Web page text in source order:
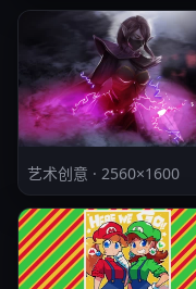
艺术创意 · 2560×1600